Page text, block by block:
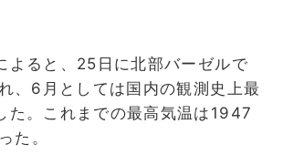
よると、25日に北部バーゼルで
、6月としては国内の観測史上最
た。これまでの最高気温は1947
た。